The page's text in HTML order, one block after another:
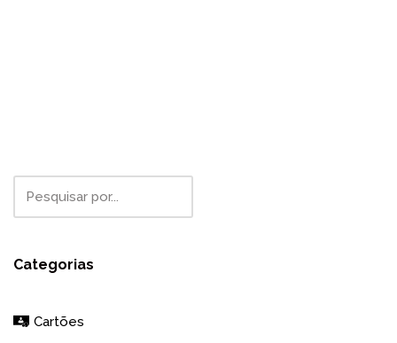
Categorias
Cartões